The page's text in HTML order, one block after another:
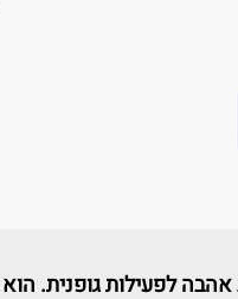
לפעילות גופנית. הוא